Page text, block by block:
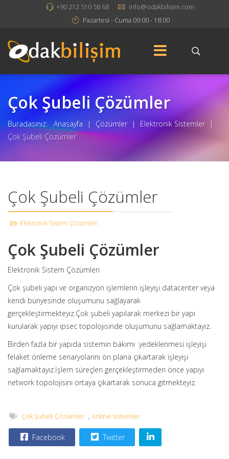
+90 212 510 58 68
info@odakbilisim.com
Pazartesi - Cuma 09:00 - 18:00
Çok Şubeli Çözümler
Buradasınız: Anasayfa | Çözümler | Elektronik Sistemler
|
Çok Şubeli Çözümler
Çok Şubeli Çözümler
Elektronik Sistem Çözümleri
Çok Şubeli Çözümler
Elektronik Sistem Çözümleri
Çok şubeli yapı ve organızyon işlemlerin işleyişi datacenter veya
kendi bünyesinde oluşumunu sağlayarak
gerçekleştirmekteyiz.Çok şubeli yapılarak merkezi bir yapı
kurularak yapıyı ıpsec topolojisinde oluşumunu sağlamaktayız.
Birden fazla bir yapıda sistemin bakımı yedeklenmesi işleyişi
felaket önleme senaryolarını ön plana çıkartarak işleyişi
sağlamaktayız.İşlem süreçleri gerçekleştirmeden önce yapıyı
network topolojisini ortaya çıkartarak sonuca gitmekteyiz.
Çok Şubeli Çözümler , online sistemler
Facebook Twitter